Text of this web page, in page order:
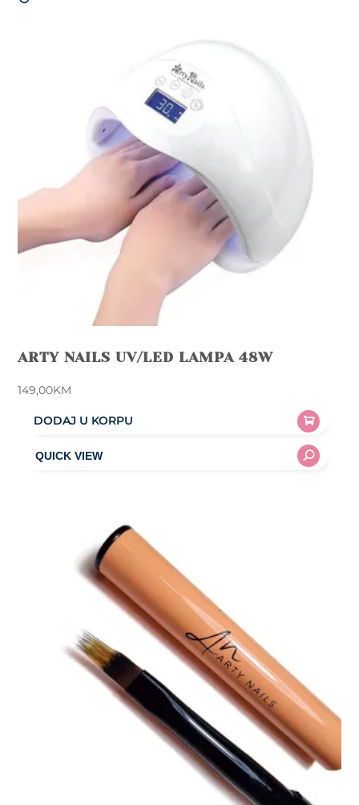
ARTY NAILS UV/LED LAMPA 48W
149,00KM
DODAJ U KORPU